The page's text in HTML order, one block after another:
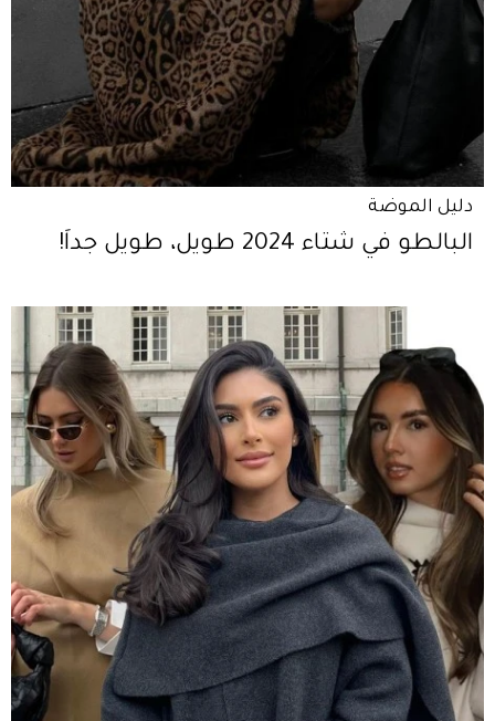
دليل الموضة
البالطو في شتاء 2024 طويل، طويل جداً!